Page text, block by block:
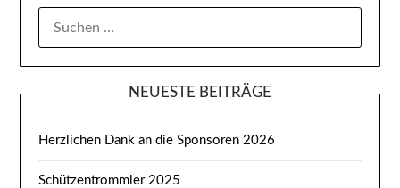
NEUESTE BEITRÄGE
Herzlichen Dank an die Sponsoren 2026
Schützentrommler 2025